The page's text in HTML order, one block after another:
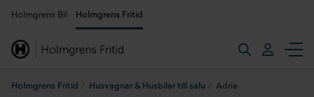
Holmgrens Bil Holmgrens Fritid
Holmgrens Fritid Husvagnar & Husbilar till salu Adria